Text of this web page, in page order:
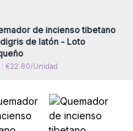
de incienso tibetano
de latón - Loto
: €22.80/Unidad